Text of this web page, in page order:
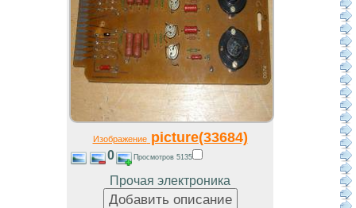
Изображениеpicture(33684)
0 Просмотров 5135
Прочая электроника